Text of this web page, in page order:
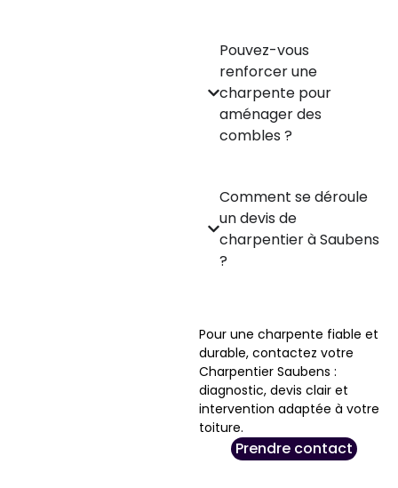
Pouvez-vous
renforcer une
charpente pour
aménager des
combles ?
Comment se déroule
un devis de
charpentier à Saubens
?
Pour une charpente fiable et
durable, contactez votre
Charpentier Saubens :
diagnostic, devis clair et
intervention adaptée à votre
toiture.
Prendre contact